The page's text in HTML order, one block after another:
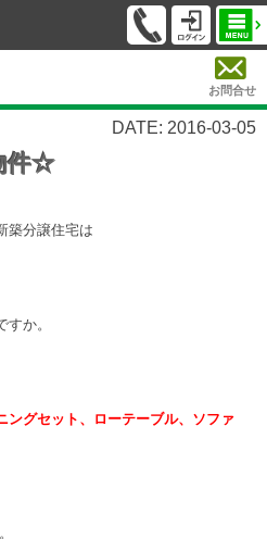
お問合せ
DATE: 2016-03-05
件☆
築分譲住宅は
か。
ングセット、ローテーブル、ソファ